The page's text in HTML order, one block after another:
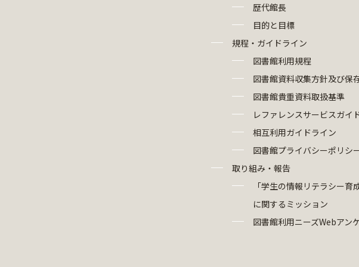
歴代館長
目的と目標
規程・ガイドライン
図書館利用規程
図書館資料収集方針及び保
図書館貴重資料取扱基準
レファレンスサービスガイ
相互利用ガイドライン
図書館プライバシーポリシ
取り組み・報告
「学生の情報リテラシー育
に関するミッション
図書館利用ニーズWebアン